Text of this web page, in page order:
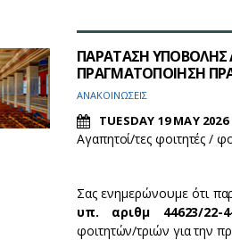
ΠΑΡΑΤΑΣΗ ΥΠΟΒΟΛΗΣ
ΠΡΑΓΜΑΤΟΠΟΙΗΣΗ
ΑΝΑΚΟΙΝΩΣΕΙΣ
TUESDAY 19 MAY 2026
Αγαπητοί/τες φοιτητές /
Σας ενημερώνουμε ότι
υπ. αριθμ 44623/22-
φοιτητών/τριών για την